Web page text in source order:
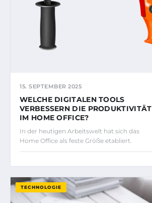
15. SEPTEMBER 2025
WELCHE DIGITALEN TOOLS
VERBESSERN DIE PRODUKTIVITÄT
IM HOME OFFICE?
In der heutigen Arbeitswelt hat sich das
Home Office als feste Größe etabliert.
TECHNOLOGIE